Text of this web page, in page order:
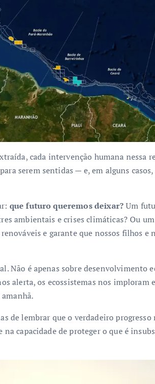
cada intervenção humana nessa
serem sentidas — e, em alguns
que futuro queremos deixar?Um
ambientais e crises climáticas? Ou
e garante que nossos filhos e
Não é apenas sobre desenvolvimento
alerta, os ecossistemas nos imploram
de lembrar que o verdadeiro progresso
capacidade de proteger o que é